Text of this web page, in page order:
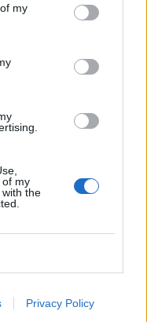
my
of my
the
Privacy Policy